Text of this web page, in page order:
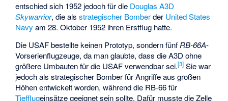
entschied sich 1952 jedoch für die Douglas A3D
Skywarrior, die alsstrategischer Bomberder United States
Navy am 28. Oktober 1952 ihren Erstflug hatte.
Die USAF bestellte keinen Prototyp, sondern fünf RB-66A-
Vorserienflugzeuge, da man glaubte, dass die A3D ohne
größere Umbauten für die USAF verwendbar sei.[3] Sie war
jedoch als strategischer Bomber für Angriffe aus großen
Höhen entwickelt worden, während die RB-66 für
Tiefflugeinsätze geeignet sein sollte. Dafür musste die Zelle